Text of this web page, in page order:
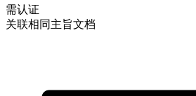
需认证
关联相同主旨文档